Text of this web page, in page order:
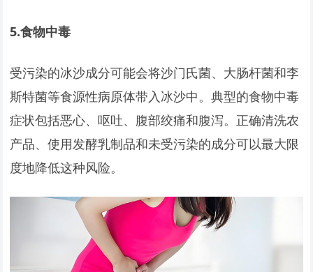
5.食物中毒
受污染的冰沙成分可能会将沙门氏菌、大肠杆菌和李
斯特菌等食源性病原体带入冰沙中。典型的食物中毒
症状包括恶心、呕吐、腹部绞痛和腹泻。正确清洗农
产品、使用发酵乳制品和未受污染的成分可以最大限
度地降低这种风险。